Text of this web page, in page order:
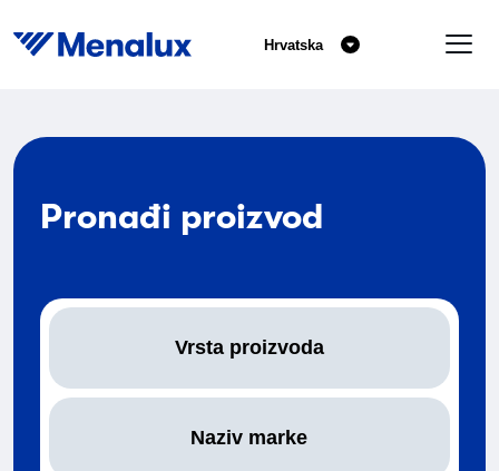
Hrvatska
Pronađi proizvod
Vrsta proizvoda
Naziv marke